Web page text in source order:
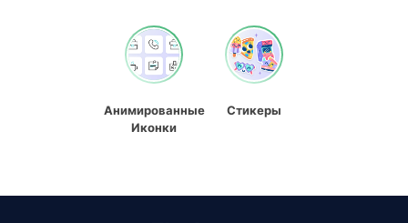
Анимированные
Иконки
Стикеры